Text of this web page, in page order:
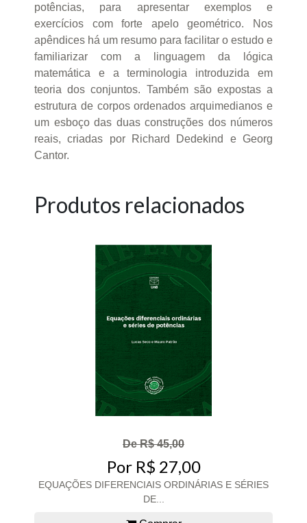
potências, para apresentar exemplos e
exercícios com forte apelo geométrico. Nos
apêndices há um resumo para facilitar o estudo e
familiarizar com a linguagem da lógica
matemática e a terminologia introduzida em
teoria dos conjuntos. Também são expostas a
estrutura de corpos ordenados arquimedianos e
um esboço das duas construções dos números
reais, criadas por Richard Dedekind e Georg
Cantor.
Produtos relacionados
De R$ 45,00
Por R$ 27,00
EQUAÇÕES DIFERENCIAIS ORDINÁRIAS E SÉRIES
DE...